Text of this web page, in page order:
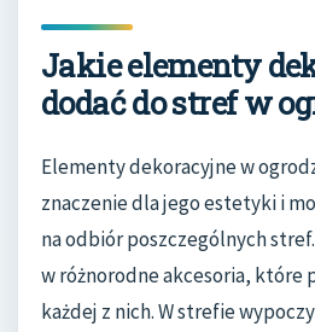
Jakie elementy
dodać do stref w
Elementy dekoracyjne w
znaczenie dla jego estetyki i
na odbiór poszczególnych
w różnorodne akcesoria, które
każdej z nich. W strefie